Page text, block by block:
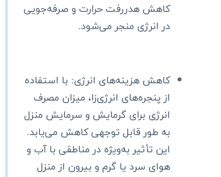
کاهش هدررفت حرارت و صرفه‌جویی
در انرژی منجر می‌شود.
کاهش هزینه‌های انرژی: با استفاده
از پنجره‌های انرژی‌زا، میزان مصرف
انرژی برای گرمایش و سرمایش منزل
به طور قابل توجهی کاهش می‌یابد.
این تأثیر به‌ویژه در مناطقی با آب و
هوای سرد یا گرم و بیرون از منزل